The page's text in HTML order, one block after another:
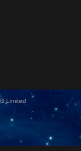
Limited